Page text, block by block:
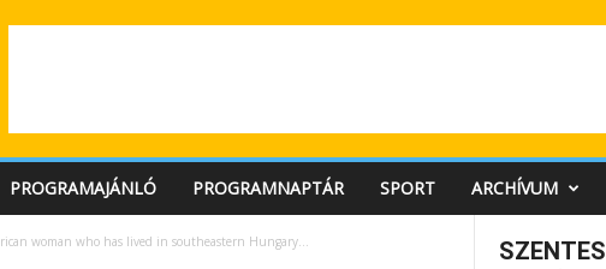
PROGRAMAJÁNLÓ PROGRAMNAPTÁR SPORT ARCHÍVUM
woman who has lived in southeastern Hungary... SZENTES